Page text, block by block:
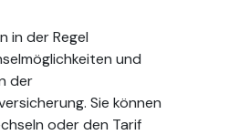
in der Regel
und
der
Sie können
oder den Tarif